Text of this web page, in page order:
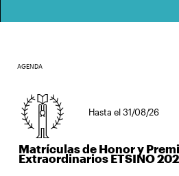
AGENDA
Hasta el 31/08/26
Matrículas de Honor y
Extraordinarios ETSINO